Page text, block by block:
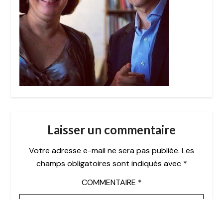
Laisser un commentaire
Votre adresse e-mail ne sera pas publiée. Les
champs obligatoires sont indiqués avec *
COMMENTAIRE *